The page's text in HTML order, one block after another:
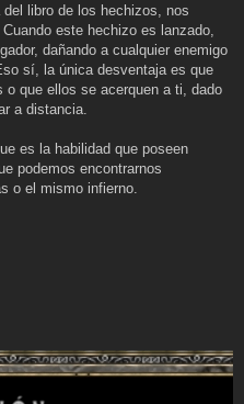
del libro de los hechizos, nos
este hechizo es lanzado,
dañando a cualquier enemigo
sí, la única desventaja es que
o que ellos se acerquen a ti, dado
a distancia.
es la habilidad que poseen
podemos encontrarnos
o el mismo infierno.